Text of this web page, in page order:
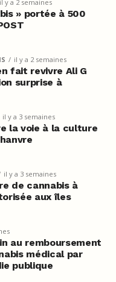
il y a 2 semaines
» portée à 500
il y a 2 semaines
fait revivre Ali G
surprise à
il y a 3 semaines
la voie à la culture
il y a 3 semaines
de cannabis à
aux îles
au remboursement
médical par
publique